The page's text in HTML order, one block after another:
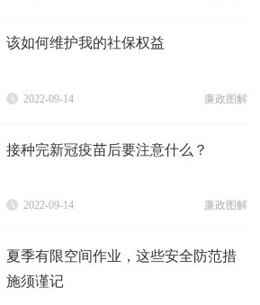
该如何维护我的社保权益
2022-09-14 廉政图解
接种完新冠疫苗后要注意什么？
2022-09-14 廉政图解
夏季有限空间作业，这些安全防范措
施须谨记